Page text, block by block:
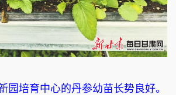
园培育中心的丹参幼苗长势良好。